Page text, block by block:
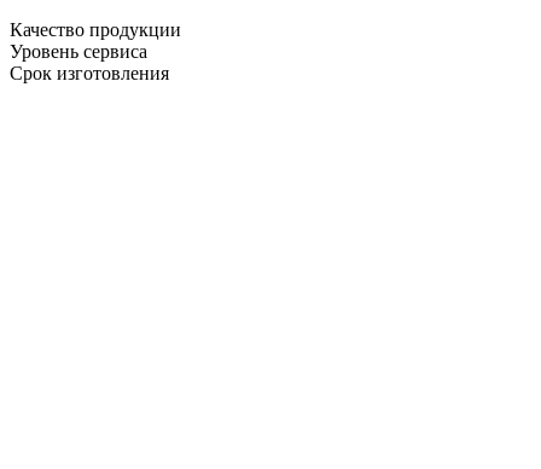
Качество продукции
Уровень сервиса
Срок изготовления